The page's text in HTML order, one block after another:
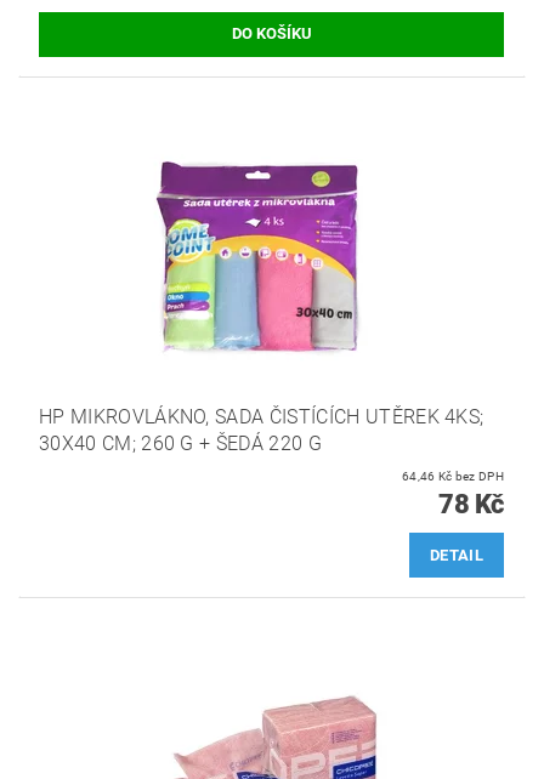
HP MIKROVLÁKNO, SADA ČISTÍCÍCH UTĚREK 4KS;
30X40 CM; 260 G + ŠEDÁ 220 G
64,46 Kč bez DPH
78 Kč
DETAIL